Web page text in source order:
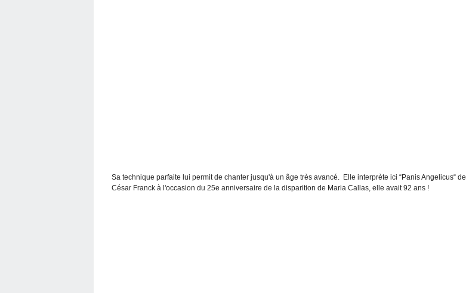
Sa technique parfaite lui permit de chanter jusqu'à un âge très avancé. Elle interprète ici “Panis Angelicus“ de
César Franck à l'occasion du 25e anniversaire de la disparition de Maria Callas, elle avait 92 ans !